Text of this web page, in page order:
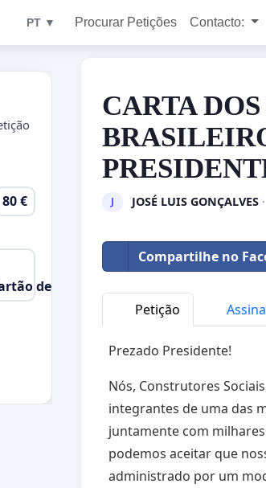
PT ▼ Procurar Petições Contacto:
CARTA
J JOSÉ LUIS GONÇALVES·
Compartilhe no
Petição
Prezado Presidente!
Nós, Construtores
integrantes de uma das
juntamente com
podemos aceitar que
administrado por um
80 €
de Crédito